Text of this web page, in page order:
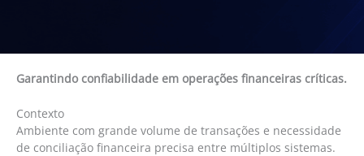
Garantindo confiabilidade em operações financeiras críticas.
Contexto
Ambiente com grande volume de transações e necessidade
de conciliação financeira precisa entre múltiplos sistemas.